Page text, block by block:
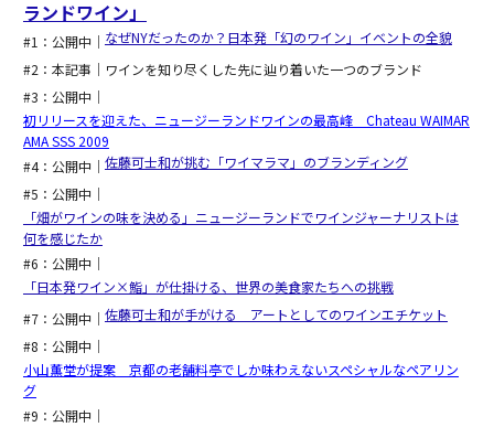
ランドワイン」
#1：公開中｜ なぜNYだったのか？日本発「幻のワイン」イベントの全貌
#2：本記事｜ワインを知り尽くした先に辿り着いた一つのブランド
#3：公開中｜
初リリースを迎えた、ニュージーランドワインの最高峰 Chateau WAIMAR
AMA SSS 2009
#4：公開中｜ 佐藤可士和が挑む「ワイマラマ」のブランディング
#5：公開中｜
「畑がワインの味を決める」ニュージーランドでワインジャーナリストは
何を感じたか
#6：公開中｜
「日本発ワイン×鮨」が仕掛ける、世界の美食家たちへの挑戦
#7：公開中｜ 佐藤可士和が手がける アートとしてのワインエチケット
#8：公開中｜
小山薫堂が提案 京都の老舗料亭でしか味わえないスペシャルなペアリン
グ
#9：公開中｜